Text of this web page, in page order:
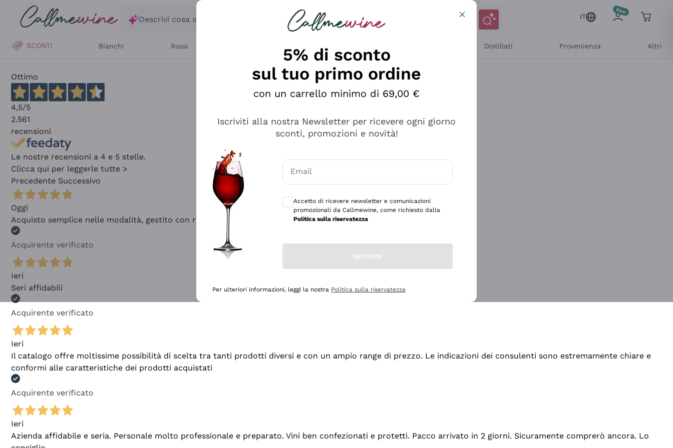
Salta al contenuto principale
Descrivi cosa stai cercando
IT
SCONTI Bianchi Rossi Distillati Provenienza Altri
Ottimo
4,5/5
2.561
recensioni
Le nostre recensioni a 4 e 5 stelle.
Clicca qui per leggerle tutte >
Precedente Successivo
Oggi
Acquisto semplice nelle modalità, gestito con rapidità e professionalità
Acquirente verificato
Ieri
Seri affidabili
Acquirente verificato
Ieri
Il catalogo offre moltissime possibilità di scelta tra tanti prodotti diversi e con un ampio range di prezzo. Le indicazioni dei consulenti sono estremamente chiare e
conformi alle caratteristiche dei prodotti acquistati
Acquirente verificato
Ieri
Azienda affidabile e seria. Personale molto professionale e preparato. Vini ben confezionati e protetti. Pacco arrivato in 2 giorni. Sicuramente comprerò ancora. Lo
5% di sconto
sul tuo primo ordine
con un carrello minimo di 69,00 €
Iscriviti alla nostra Newsletter per ricevere ogni giorno
sconti, promozioni e novità!
Email
Accetto di ricevere newsletter e comunicazioni
promozionali da Callmewine, come richiesto dalla
Politica sulla riservatezza
Iscrivimi
Per ulteriori informazioni, leggi la nostra Politica sulla riservatezza